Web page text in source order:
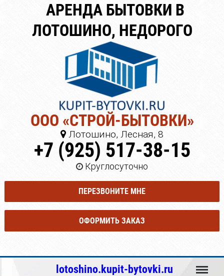
АРЕНДА БЫТОВКИ В
ЛОТОШИНО, НЕДОРОГО
ООО «СТРОЙ-БЫТОВКИ»
Лотошино, Лесная, 8
+7 (925) 517-38-15
Круглосуточно
ПЕРЕЗВОНИТЕ МНЕ
ОФОРМИТЬ ЗАКАЗ
lotoshino.kupit-bytovki.ru Меню